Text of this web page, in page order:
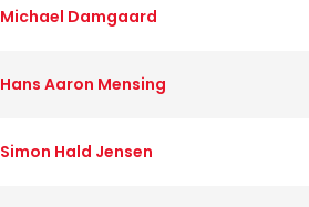
Michael Damgaard
Hans Aaron Mensing
Simon Hald Jensen